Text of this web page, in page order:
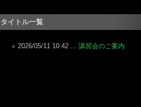
タイトル一覧
2026/05/11 10:42 ... 講習会のご案内